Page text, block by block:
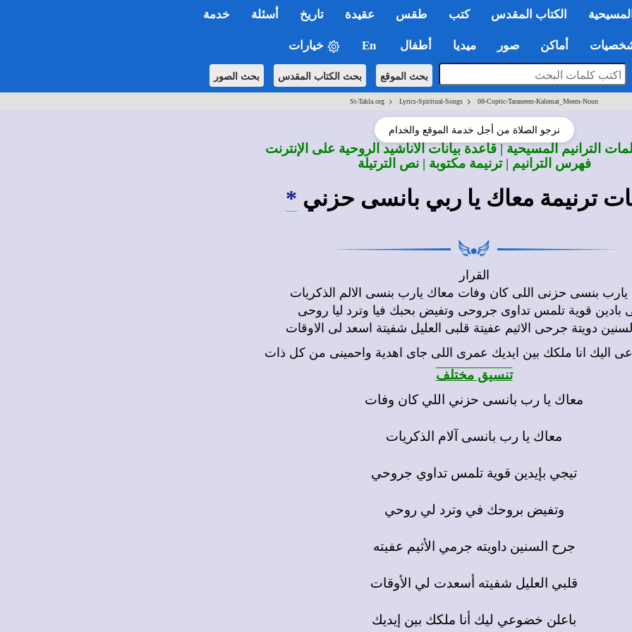
المسيحية الكتاب المقدس كتب طقس عقيدة تاريخ أسئلة خدمة
أماكن صور ميديا أطفال En خيارات
بحث الموقع بحث الكتاب المقدس بحث الصور
St-Takla.org > Lyrics-Spiritual-Songs > 08-Coptic-Taraneem-Kalemat_Meem-Noun
نرجو الصلاة من أجل خدمة الموقع والخدام
الترانيم المسيحية | قاعدة بيانات الأناشيد الروحية على الإنترنت
فهرس الترانيم | ترنيمة مكتوبة | نص الترتيلة
ترنيمة معاك يا ربي بانسى حزني *
القرار
بنسى حزنى اللى كان وفات معاك يارب بنسى الالم الذكريات
بادين قوية تلمس تداوى جروحى وتفيض بحبك فيا وترد ليا روحى
دويتة جرحى الاثيم عفيتة قلبى العليل شفيتة اسعد لى الاوقات
اليك انا ملكك بين ايديك عمرى اللى جاى اهدية واحمينى من كل ذات
تنسيق مختلف
معاك يا رب بانسى حزني اللي كان وفات
معاك يا رب بانسى آلام الذكريات
تيجي بإيدين قوية تلمس تداوي جروحي
وتفيض بروحك في وترد لي روحي
جرح السنين داويته جرمي الأثيم عفيته
قلبي العليل شفيته أسعدت لي الأوقات
باعلن خضوعي ليك أنا ملكك بين إيديك